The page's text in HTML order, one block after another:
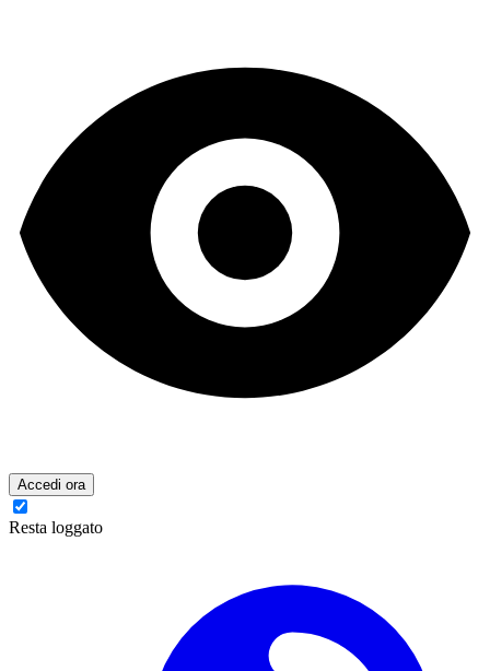
Accedi ora
Resta loggato